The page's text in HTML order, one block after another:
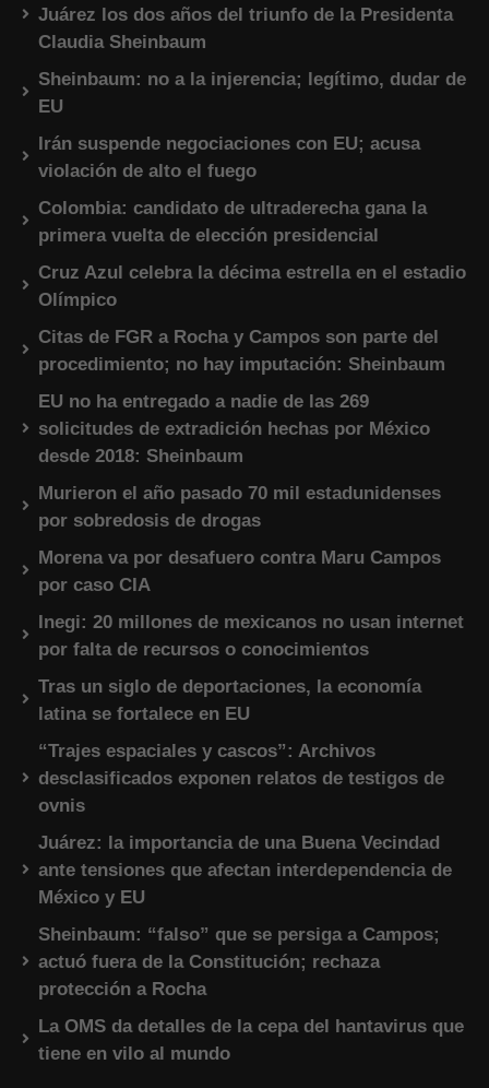
Juárez los dos años del triunfo de la Presidenta
Claudia Sheinbaum
Sheinbaum: no a la injerencia; legítimo, dudar de
EU
Irán suspende negociaciones con EU; acusa
violación de alto el fuego
Colombia: candidato de ultraderecha gana la
primera vuelta de elección presidencial
Cruz Azul celebra la décima estrella en el estadio
Olímpico
Citas de FGR a Rocha y Campos son parte del
procedimiento; no hay imputación: Sheinbaum
EU no ha entregado a nadie de las 269
solicitudes de extradición hechas por México
desde 2018: Sheinbaum
Murieron el año pasado 70 mil estadunidenses
por sobredosis de drogas
Morena va por desafuero contra Maru Campos
por caso CIA
Inegi: 20 millones de mexicanos no usan internet
por falta de recursos o conocimientos
Tras un siglo de deportaciones, la economía
latina se fortalece en EU
“Trajes espaciales y cascos”: Archivos
desclasificados exponen relatos de testigos de
ovnis
Juárez: la importancia de una Buena Vecindad
ante tensiones que afectan interdependencia de
México y EU
Sheinbaum: “falso” que se persiga a Campos;
actuó fuera de la Constitución; rechaza
protección a Rocha
La OMS da detalles de la cepa del hantavirus que
tiene en vilo al mundo